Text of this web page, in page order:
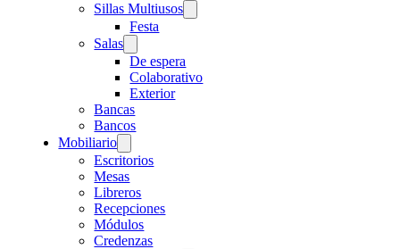
Sillas Multiusos
Festa
Salas
De espera
Colaborativo
Exterior
Bancas
Bancos
Mobiliario
Escritorios
Mesas
Libreros
Recepciones
Módulos
Credenzas